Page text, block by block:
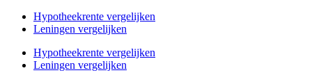
Hypotheekrente vergelijken
Leningen vergelijken
Hypotheekrente vergelijken
Leningen vergelijken